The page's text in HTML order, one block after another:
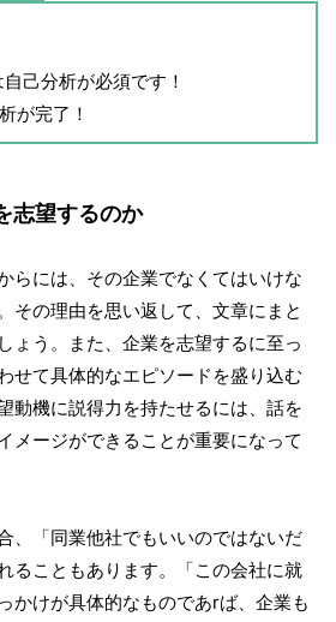
己分析が必須です！
が完了！
望するのか
らには、その企業でなくてはいけな
その理由を思い返して、文章にまと
ょう。また、企業を志望するに至っ
せて具体的なエピソードを盛り込む
動機に説得力を持たせるには、話を
メージができることが重要になって
、「同業他社でもいいのではないだ
ることもあります。「この会社に就
かけが具体的なものであrば、企業も